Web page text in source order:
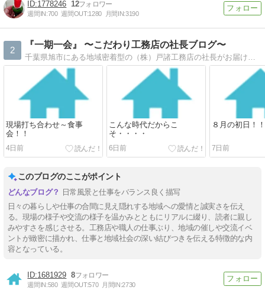
1778246 12
週間IN:700 週間OUT:1280 月間IN:3190
2
『一期一会』 〜こだわり工務店の社長ブログ〜
千葉県旭市にある地域密着型の（株）戸諸工務店の社長がお届けする毎日の奔走日記です。お客様の為にニシヘヒガシヘ全力で頑張ってます＾＾！
現場打ち合わせ～食事
会！！
4日前
こんな時代だからこ
そ・・・・
6日前
８月の初日！！
7日前
このブログのここがポイント
日常風景と仕事をバランス良く描写
日々の暮らしや仕事の合間に見え隠れする地域への愛情と誠実さを伝え
る。現場の様子や交流の様子を温かみとともにリアルに綴り、読者に親し
みやすさを感じさせる。工務店や職人の仕事ぶり、地域の催しや交流イベ
ントが緻密に描かれ、仕事と地域社会の深い結びつきを伝える特徴的な内
容となっている。
1681929 8
週間IN:580 週間OUT:570 月間IN:2730